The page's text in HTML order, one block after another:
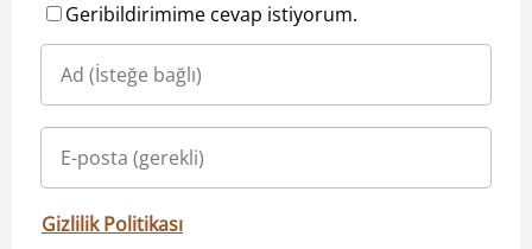
Geribildirimime cevap istiyorum.
Gizlilik Politikası